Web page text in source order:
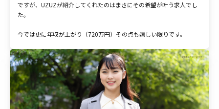
ですが、UZUZが紹介してくれたのはまさにその希望が叶う求人でし
た。
今では更に年収が上がり（720万円）その点も嬉しい限りです。